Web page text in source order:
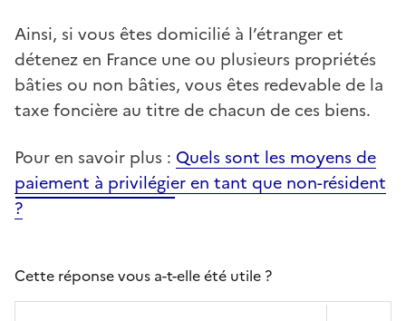
Ainsi, si vous êtes domicilié à l’étranger et
détenez en France une ou plusieurs propriétés
bâties ou non bâties, vous êtes redevable de la
taxe foncière au titre de chacun de ces biens.
Pour en savoir plus : Quels sont les moyens de
paiement à privilégier en tant que non-résident
?
Cette réponse vous a-t-elle été utile ?